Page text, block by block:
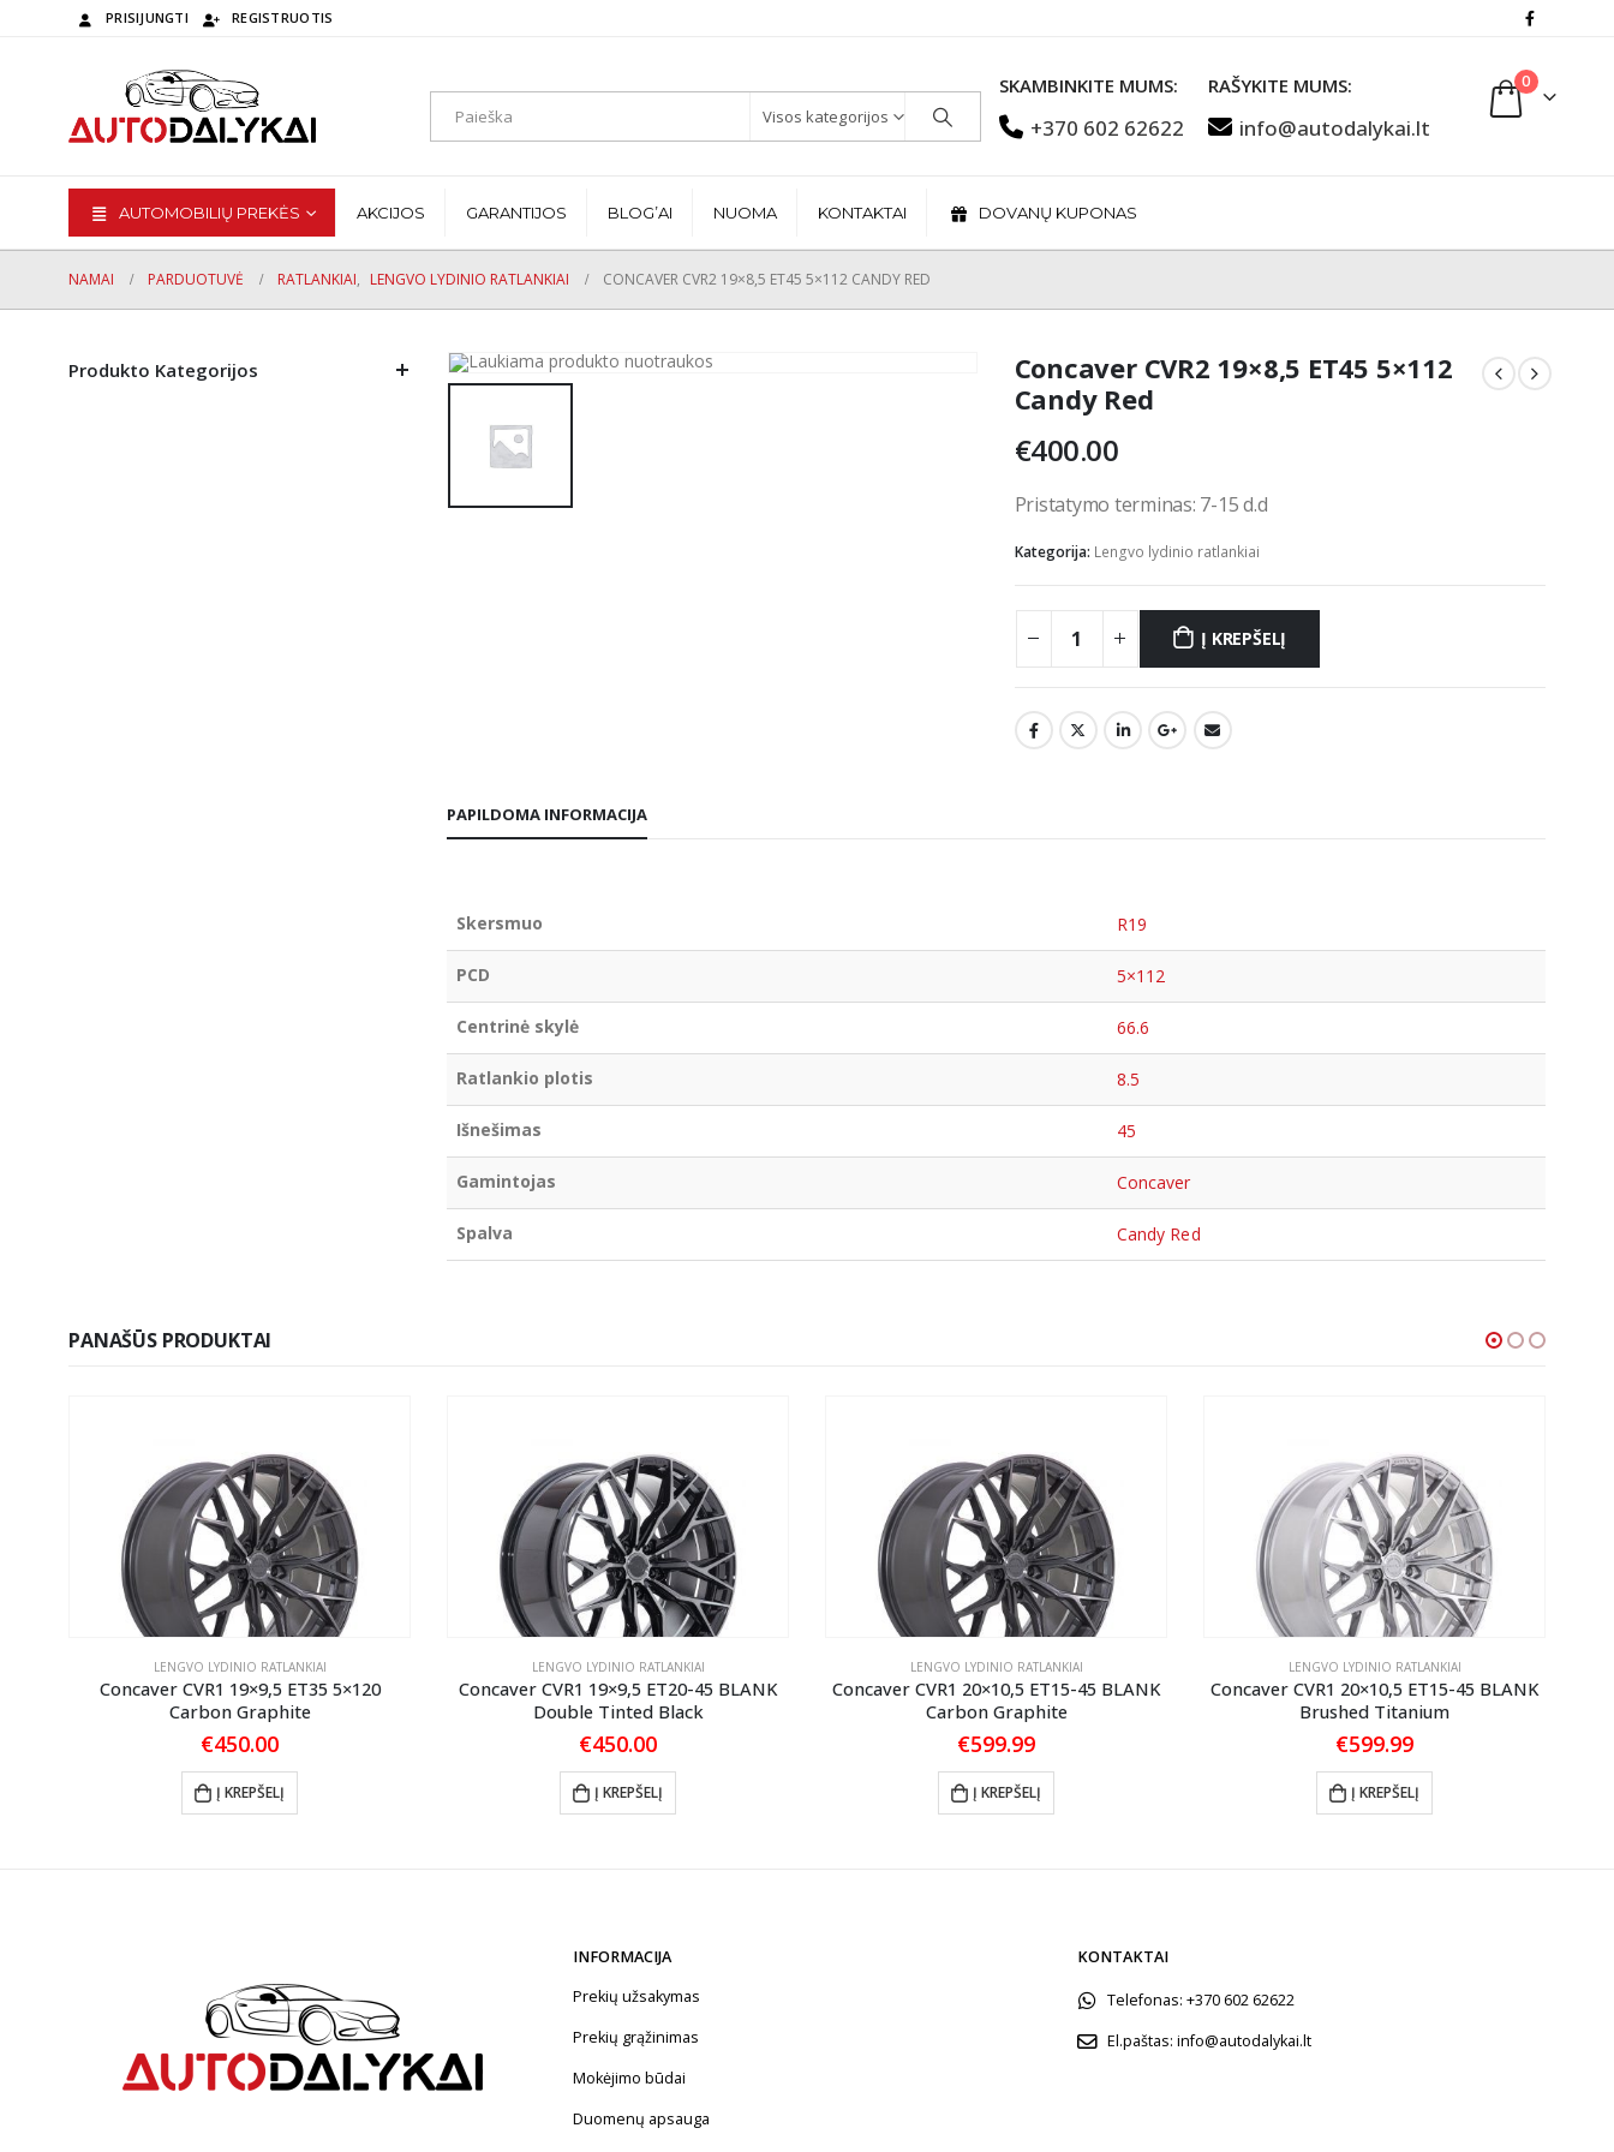
PRISIJUNGTI REGISTRUOTIS
Visos kategorijos
SKAMBINKITE MUMS:
+370 602 62622
RAŠYKITE MUMS:
info@autodalykai.lt
0
AUTOMOBILIŲ PREKĖS AKCIJOS GARANTIJOS BLOG’AI NUOMA KONTAKTAI DOVANŲ KUPONAS
NAMAI PARDUOTUVĖ RATLANKIAI, LENGVO LYDINIO RATLANKIAI CONCAVER CVR2 19×8,5 ET45 5×112 CANDY RED
Concaver CVR2 19×8,5 ET45 5×112
Candy Red
€400.00
Pristatymo terminas: 7-15 d.d
Kategorija: Lengvo lydinio ratlankiai
Į KREPŠELĮ
PAPILDOMA INFORMACIJA
Skersmuo R19
PCD 5×112
Centrinė skylė 66.6
Ratlankio plotis 8.5
Išnešimas 45
Gamintojas Concaver
Spalva Candy Red
Produkto Kategorijos
PANAŠŪS PRODUKTAI
LENGVO LYDINIO RATLANKIAI
Concaver CVR1 19×9,5 ET35 5×120
Carbon Graphite
€450.00
Į KREPŠELĮ
LENGVO LYDINIO RATLANKIAI
Concaver CVR1 19×9,5 ET20-45 BLANK
Double Tinted Black
€450.00
Į KREPŠELĮ
LENGVO LYDINIO RATLANKIAI
Concaver CVR1 20×10,5 ET15-45 BLANK
Carbon Graphite
€599.99
Į KREPŠELĮ
LENGVO LYDINIO RATLANKIAI
Concaver CVR1 20×10,5 ET15-45 BLANK
Brushed Titanium
€599.99
Į KREPŠELĮ
INFORMACIJA
Prekių užsakymas
Prekių grąžinimas
Mokėjimo būdai
Duomenų apsauga
KONTAKTAI
Telefonas: +370 602 62622
El.paštas: info@autodalykai.lt